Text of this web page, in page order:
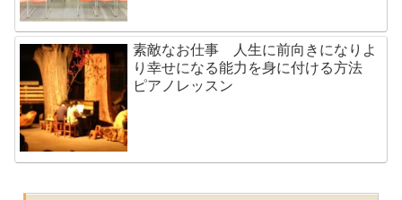
素敵なお仕事 人生に前向きになりよ
り幸せになる能力を身に付ける方法
ピアノレッスン